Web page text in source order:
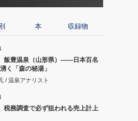
本 収録物
飯豊温泉（山形県）――日本百名
く「森の秘湯」
/ 温泉アナリスト
務調査で必ず狙われる売上計上